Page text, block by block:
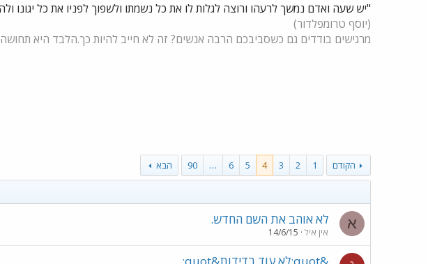
"יש שעה ואדם נמשך לרעהו ורוצה לגלות לו את כל נשמתו ולשפוך לפניו את כל יגונו
(יוסף טרומפלדור)
מרגישים בודדים גם כשסביבכם הרבה אנשים? זה לא חייב להיות כך.הלבד היא
הקודם 1
2
3
4
5
6
…
90 הבא
א לא אוהב את השם החדש.
אין איל 14/6/15